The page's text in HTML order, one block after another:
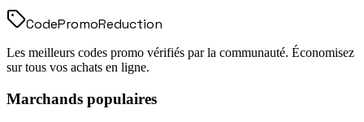
CodePromoReduction
Les meilleurs codes promo vérifiés par la communauté. Économisez
sur tous vos achats en ligne.
Marchands populaires